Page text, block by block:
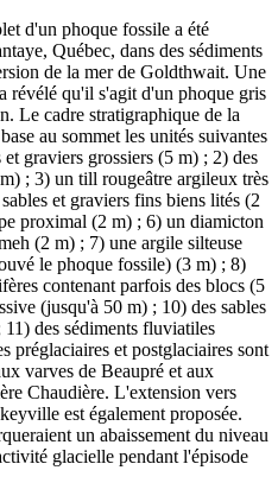
d'un phoque fossile a été
Québec, dans des sédiments
de la mer de Goldthwait. Une
révélé qu'il s'agit d'un phoque gris
Le cadre stratigraphique de la
au sommet les unités suivantes
et graviers grossiers (5 m) ; 2) des
; 3) un till rougeâtre argileux très
et graviers fins biens lités (2
proximal (2 m) ; 6) un diamicton
(2 m) ; 7) une argile silteuse
le phoque fossile) (3 m) ; 8)
contenant parfois des blocs (5
(jusqu'à 50 m) ; 10) des sables
des sédiments fluviatiles
préglaciaires et postglaciaires sont
varves de Beaupré et aux
Chaudière. L'extension vers
est également proposée.
un abaissement du niveau
glacielle pendant l'épisode